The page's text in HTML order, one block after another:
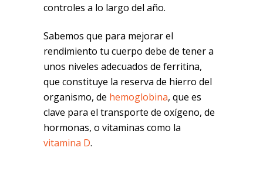
controles a lo largo del año.
Sabemos que para mejorar el
rendimiento tu cuerpo debe de tener a
unos niveles adecuados de ferritina,
que constituye la reserva de hierro del
organismo, de hemoglobina, que es
clave para el transporte de oxígeno, de
hormonas, o vitaminas como la
vitamina D.